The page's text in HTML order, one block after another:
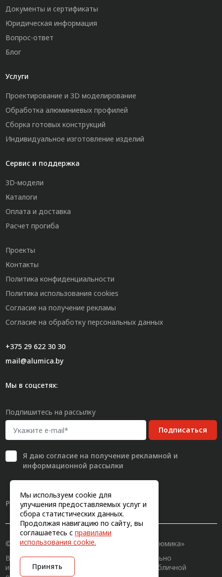
Мы используем cookie для
улучшения предоставляемых услуг и
сбора статистических данных.
Продолжая навигацию по сайту, вы
соглашаетесь с правилами
использования cookie.
Принять
Документы и сертификаты
Юридическая информация
Вопрос-ответ
Блог
Услуги
Проектирование и 3D моделирование
Обработка алюминиевых профилей
Сборка готовых конструкций
Индивидуальное изготовление изделий
Сервис и поддержка
3D-модели
Каталоги
Оплата и доставка
Расчет прогиба
Проекты
Контакты
Политика конфиденциальности
Политика использования cookies
Согласие на получение рекламы
Согласие на обработку персональных данных
+375 29 622 30 30
mail@alumica.by
Мы в соцсетях:
Подпишитесь на рассылку
Подписаться
Я даю согласиена получение рекламной и
информационной рассылки
Разработка сайта
© 2011-2026, Конструкционный профиль «Алюмика»
Вся информация на сайте имеет исключительно
информационный характер и не является публичной